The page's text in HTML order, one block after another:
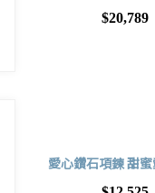
$20,789
愛心鑽石項鍊 甜